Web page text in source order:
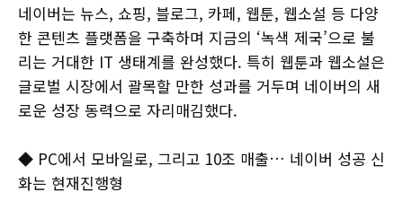
네이버는 뉴스, 쇼핑, 블로그, 카페, 웹툰, 웹소설 등 다양
한 콘텐츠 플랫폼을 구축하며 지금의 ‘녹색 제국’으로 불
리는 거대한 IT 생태계를 완성했다. 특히 웹툰과 웹소설은
글로벌 시장에서 괄목할 만한 성과를 거두며 네이버의 새
로운 성장 동력으로 자리매김했다.
◆ PC에서 모바일로, 그리고 10조 매출… 네이버 성공 신
화는 현재진행형